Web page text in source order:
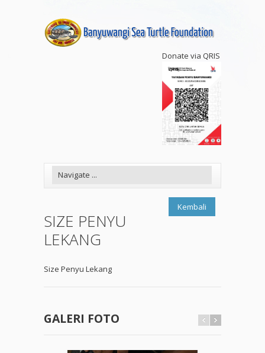
Donate via QRIS
Kembali
SIZE PENYU
LEKANG
Size Penyu Lekang
GALERI FOTO